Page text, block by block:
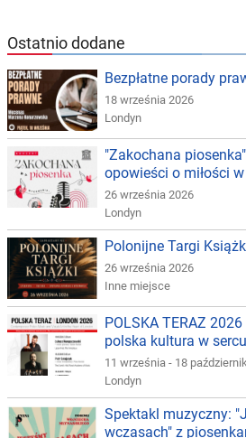
Ostatnio dodane
Bezpłatne porady
18 września 2026
Londyn
"Zakochana
opowieści o miłości w
26 września 2026
Londyn
Polonijne Targi
26 września 2026
Inne miejsce
POLSKA TERAZ
polska kultura w
11 września - 18
Londyn
Spektakl muzyczny:
wczasach" z